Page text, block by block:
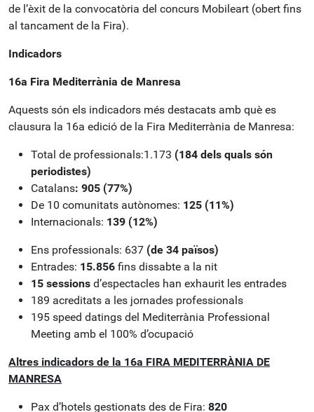
de l’èxit de la convocatòria del concurs Mobileart (obert fins
al tancament de la Fira).
Indicadors
16a Fira Mediterrània de Manresa
Aquests són els indicadors més destacats amb què es
clausura la 16a edició de la Fira Mediterrània de Manresa:
Total de professionals:1.173 (184 dels quals són
periodistes)
Catalans: 905 (77%)
De 10 comunitats autònomes: 125 (11%)
Internacionals: 139 (12%)
Ens professionals: 637 (de 34 països)
Entrades: 15.856 fins dissabte a la nit
15 sessions d’espectacles han exhaurit les entrades
189 acreditats a les jornades professionals
195 speed datings del Mediterrània Professional
Meeting amb el 100% d’ocupació
Altres indicadors de la 16a FIRA MEDITERRÀNIA DE
MANRESA
Pax d’hotels gestionats des de Fira: 820